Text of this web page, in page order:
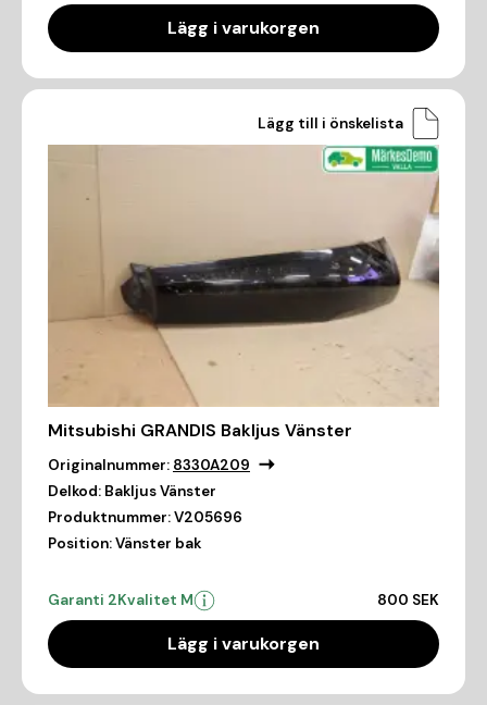
Lägg i varukorgen
Lägg till i önskelista
Mitsubishi GRANDIS Bakljus Vänster
Originalnummer: 8330A209
Delkod: Bakljus Vänster
Produktnummer:V205696
Position:Vänster bak
Garanti 2Kvalitet M 800 SEK
Lägg i varukorgen